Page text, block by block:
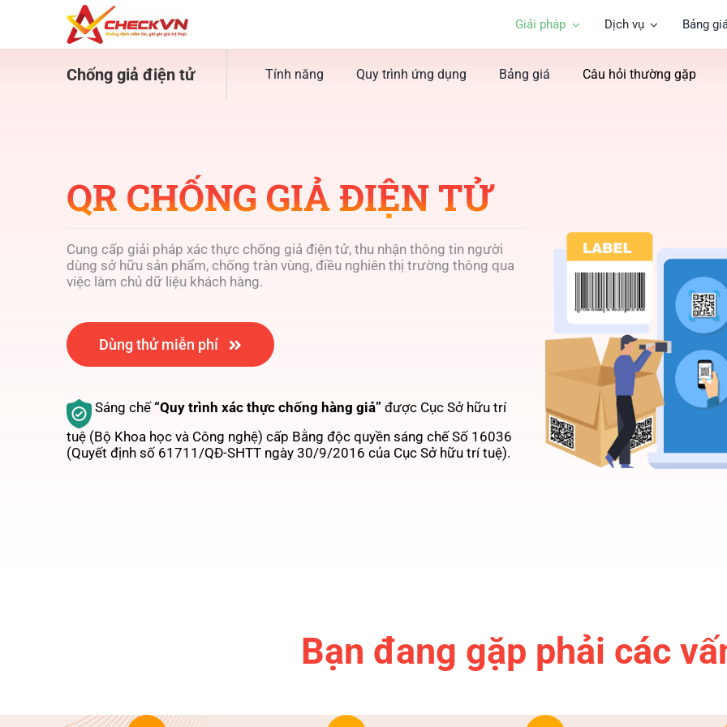
Giải pháp Dịch vụ Bảng
Chống giả điện tử Tính năng Quy trình ứng dụng Bảng giá Câu hỏi thường gặp
QR CHỐNG GIẢ ĐIỆN TỬ
Cung cấp giải pháp xác thực chống giả điện tử, thu nhận thông tin người
dùng sở hữu sản phẩm, chống tràn vùng, điều nghiên thị trường thông qua
việc làm chủ dữ liệu khách hàng.
Dùng thử miễn phí
Sáng chế “Quy trình xác thực chống hàng giả” được Cục Sở hữu trí
tuệ (Bộ Khoa học và Công nghệ) cấp Bằng độc quyền sáng chế Số 16036
(Quyết định số 61711/QĐ-SHTT ngày 30/9/2016 của Cục Sở hữu trí tuệ).
Bạn đang gặp phải các